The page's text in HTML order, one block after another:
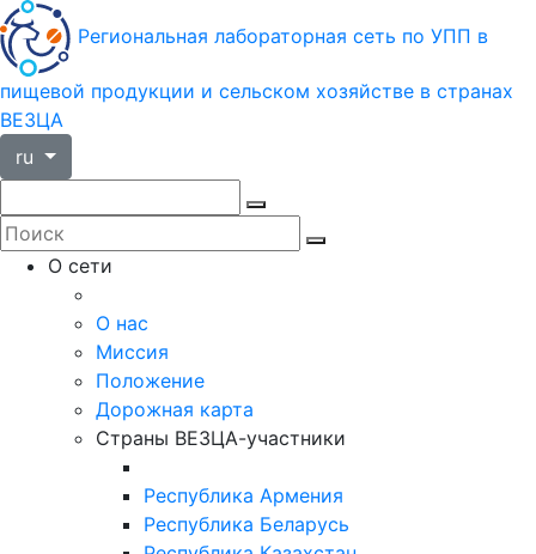
Региональная лабораторная сеть по УПП в
пищевой продукции и сельском хозяйстве в странах
ВЕЗЦА
ru
О сети
О нас
Миссия
Положение
Дорожная карта
Страны ВЕЗЦА-участники
Республика Армения
Республика Беларусь